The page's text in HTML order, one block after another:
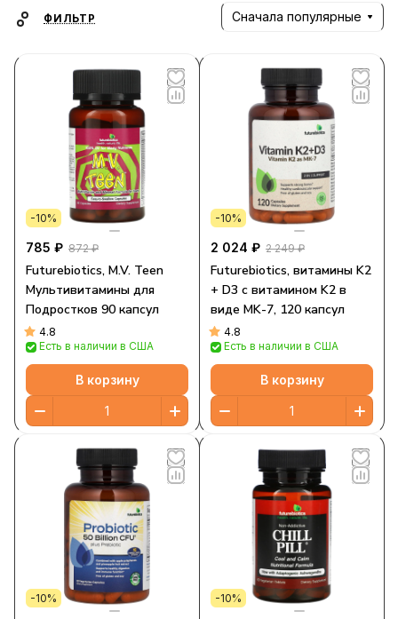
ФИЛЬТР Сначала популярные
-10%
785 ₽ 872 ₽
Futurebiotics, M.V. Teen
Мультивитамины для
Подростков 90 капсул
4.8
Есть в наличии в США
В корзину
-10%
2 024 ₽ 2 249 ₽
Futurebiotics, витамины K2
+ D3 с витамином K2 в
виде MK-7, 120 капсул
4.8
Есть в наличии в США
В корзину
-10% -10%